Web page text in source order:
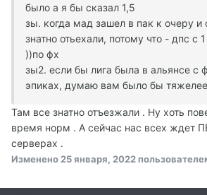
было а я бы сказал 1,5
зы. когда мад зашел в пак к очеру и
знатно отьехали, потому что - дпс с
))по фх
зы2. если бы лига была в альянсе с
эпиках, думаю вам было бы
Там все знатно отъезжали . Ну хоть
время норм . А сейчас нас всех ждет
серверах .
Изменено 25 января, 2022